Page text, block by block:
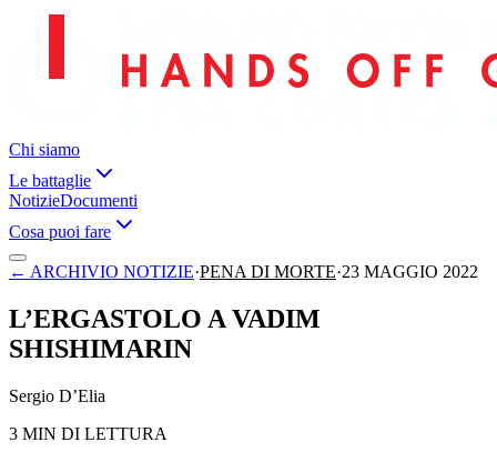
Chi siamo
Le battaglie
NotizieDocumenti
Cosa puoi fare
← ARCHIVIO NOTIZIE·PENA DI MORTE·23 MAGGIO 2022
L’ERGASTOLO A VADIM
SHISHIMARIN
Sergio D’Elia
3 MIN DI LETTURA